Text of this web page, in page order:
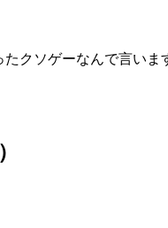
クソゲーなんで言い